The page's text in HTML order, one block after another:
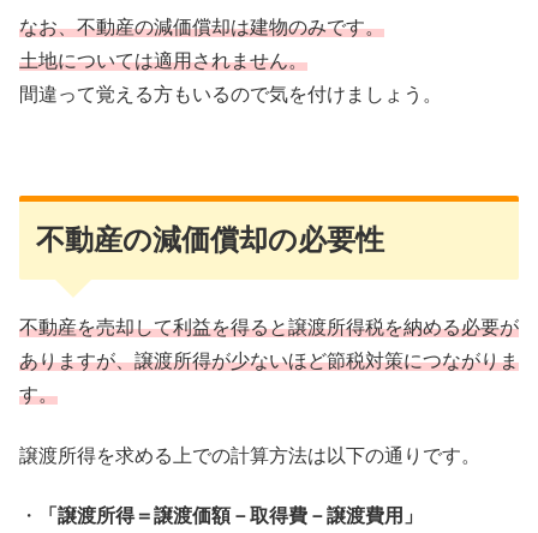
なお、不動産の減価償却は建物のみです。
土地については適用されません。
間違って覚える方もいるので気を付けましょう。
不動産の減価償却の必要性
不動産を売却して利益を得ると譲渡所得税を納める必要が
ありますが、譲渡所得が少ないほど節税対策につながりま
す。
譲渡所得を求める上での計算方法は以下の通りです。
・ 「譲渡所得＝譲渡価額－取得費－譲渡費用」